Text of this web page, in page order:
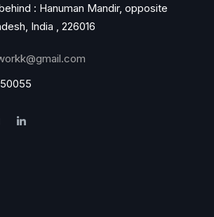
: Hanuman Mandir, opposite
India , 226016
50055